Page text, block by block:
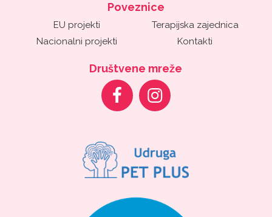
Poveznice
EU projekti
Nacionalni projekti
Terapijska zajednica
Kontakti
Društvene mreže